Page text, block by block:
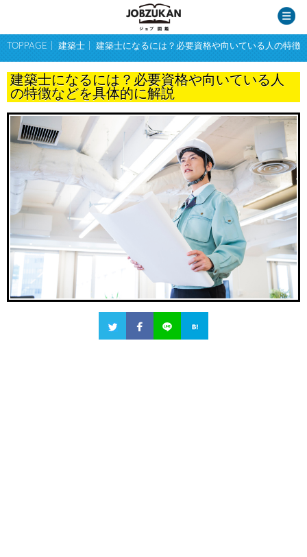
TOPPAGE 建築士 建築士になるには？必要資格や向いている人の特徴
建築士になるには？必要資格や向いている人
の特徴などを具体的に解説